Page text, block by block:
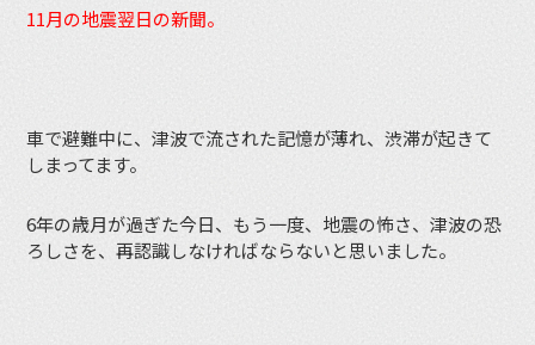
11月の地震翌日の新聞。
車で避難中に、津波で流された記憶が薄れ、渋滞が起きて
しまってます。
6年の歳月が過ぎた今日、もう一度、地震の怖さ、津波の恐
ろしさを、再認識しなければならないと思いました。